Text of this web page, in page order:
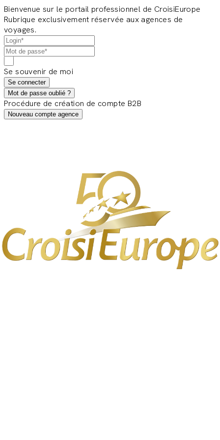
Bienvenue sur le portail professionnel de CroisiEurope
Rubrique exclusivement réservée aux agences de
voyages.
Se souvenir de moi
Se connecter
Mot de passe oublié ?
Procédure de création de compte B2B
Nouveau compte agence